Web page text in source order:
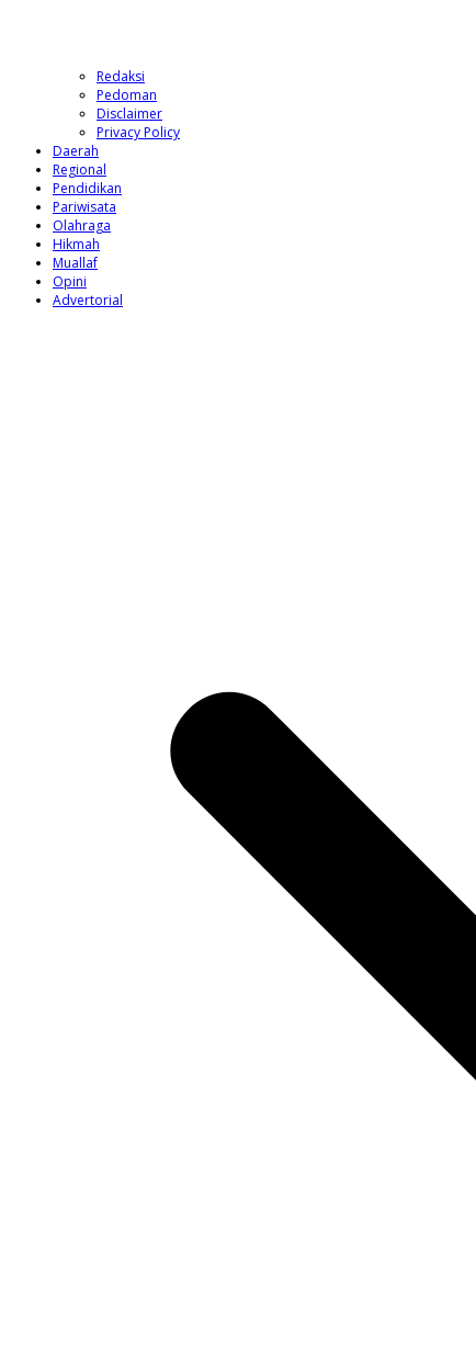
Redaksi
Pedoman
Disclaimer
Privacy Policy
Daerah
Regional
Pendidikan
Pariwisata
Olahraga
Hikmah
Muallaf
Opini
Advertorial